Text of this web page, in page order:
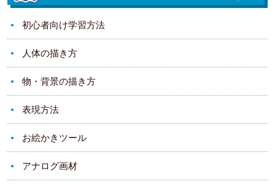
初心者向け学習方法
人体の描き方
物・背景の描き方
表現方法
お絵かきツール
アナログ画材